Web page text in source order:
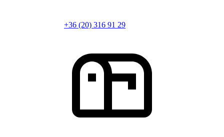
+36 (20) 316 91 29